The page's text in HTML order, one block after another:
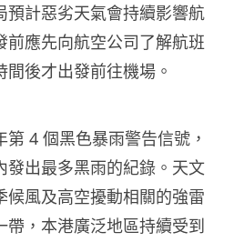
預計惡劣天氣會持續影響航
前應先向航空公司了解航班
後才出發前往機場。
4 個黑色暴雨警告信號，
發出最多黑雨的紀錄。天文
候風及高空擾動相關的強雷
帶，本港廣泛地區持續受到